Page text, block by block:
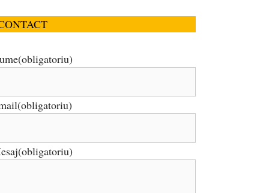
(obligatoriu)
(obligatoriu)
(obligatoriu)